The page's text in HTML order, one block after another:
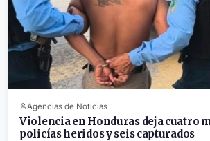
Agencias de Noticias
Violencia en Honduras deja cuatro
policías heridos y seis capturados